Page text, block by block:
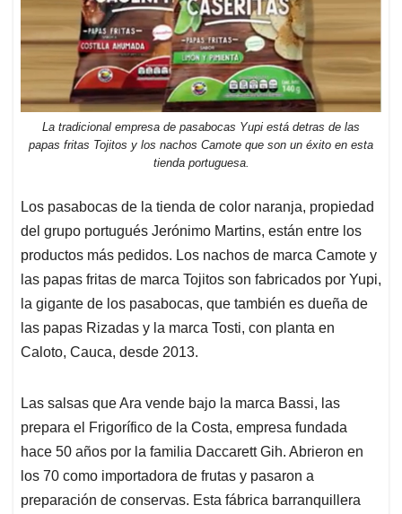
La tradicional empresa de pasabocas Yupi está detras de las
papas fritas Tojitos y los nachos Camote que son un éxito en esta
tienda portuguesa.
Los pasabocas de la tienda de color naranja, propiedad
del grupo portugués Jerónimo Martins, están entre los
productos más pedidos. Los nachos de marca Camote y
las papas fritas de marca Tojitos son fabricados por Yupi,
la gigante de los pasabocas, que también es dueña de
las papas Rizadas y la marca Tosti, con planta en
Caloto, Cauca, desde 2013.
Las salsas que Ara vende bajo la marca Bassi, las
prepara el Frigorífico de la Costa, empresa fundada
hace 50 años por la familia Daccarett Gih. Abrieron en
los 70 como importadora de frutas y pasaron a
preparación de conservas. Esta fábrica barranquillera